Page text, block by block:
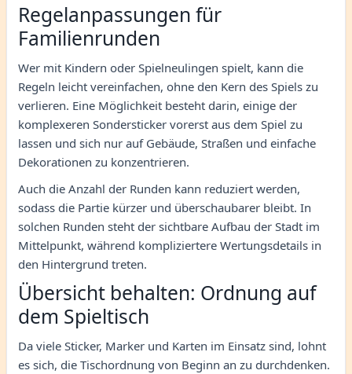
Regelanpassungen für
Familienrunden
Wer mit Kindern oder Spielneulingen spielt, kann die
Regeln leicht vereinfachen, ohne den Kern des Spiels zu
verlieren. Eine Möglichkeit besteht darin, einige der
komplexeren Sondersticker vorerst aus dem Spiel zu
lassen und sich nur auf Gebäude, Straßen und einfache
Dekorationen zu konzentrieren.
Auch die Anzahl der Runden kann reduziert werden,
sodass die Partie kürzer und überschaubarer bleibt. In
solchen Runden steht der sichtbare Aufbau der Stadt im
Mittelpunkt, während kompliziertere Wertungsdetails in
den Hintergrund treten.
Übersicht behalten: Ordnung auf
dem Spieltisch
Da viele Sticker, Marker und Karten im Einsatz sind, lohnt
es sich, die Tischordnung von Beginn an zu durchdenken.